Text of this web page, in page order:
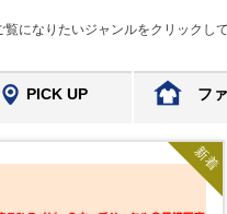
覧になりたいジャンルをクリックし
PICK UP
フ
新着